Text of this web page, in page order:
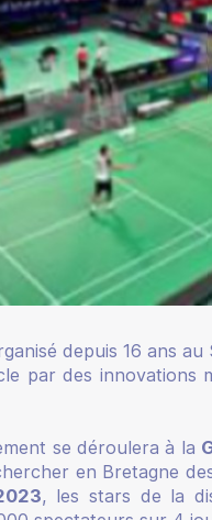
depuis 16 ans
par des innovations
se déroulera à la
en Bretagne
, les stars de la